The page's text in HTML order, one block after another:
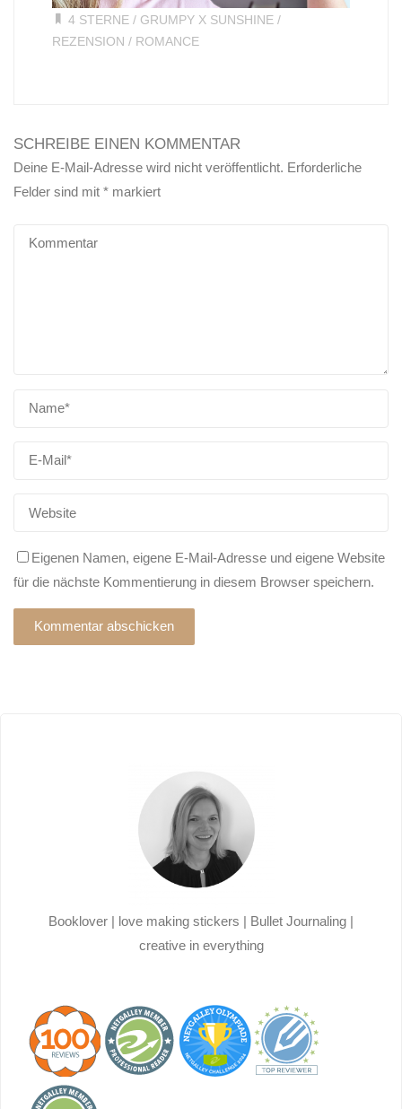
4 STERNE/ GRUMPY X SUNSHINE/
REZENSION / ROMANCE
SCHREIBE EINEN KOMMENTAR
Deine E-Mail-Adresse wird nicht veröffentlicht. Erforderliche
Felder sind mit* markiert
Eigenen Namen, eigene E-Mail-Adresse und eigene Website
für die nächste Kommentierung in diesem Browser speichern.
Booklover | love making stickers | Bullet Journaling |
creative in everything